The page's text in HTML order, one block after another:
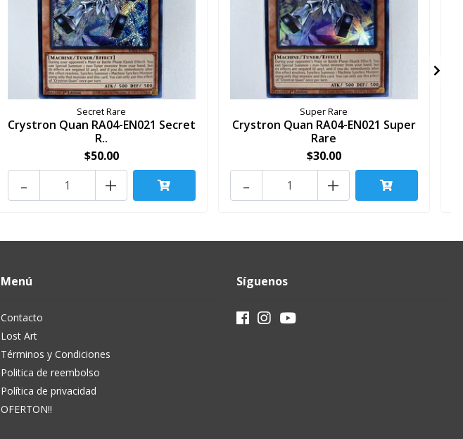
Secret Rare
Crystron Quan RA04-EN021 Secret
R..
$50.00
+
-
Super Rare
Crystron Quan RA04-EN021 Super
Rare
$30.00
+
-
Menú
Contacto
Lost Art
Términos y Condiciones
Politica de reembolso
Política de privacidad
OFERTON!!
Síguenos